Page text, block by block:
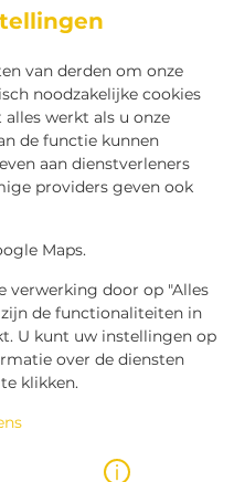
van derden om onze
noodzakelijke cookies
werkt als u onze
de functie kunnen
aan dienstverleners
providers geven ook
Maps.
verwerking door op "Alles
de functionaliteiten in
U kunt uw instellingen op
over de diensten
klikken.